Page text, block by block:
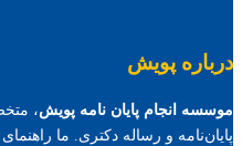
درباره پویش
موسسه انجام پایان نامه پویش،
پایان‌نامه و رساله دکتری. ما